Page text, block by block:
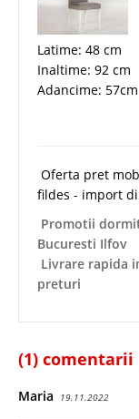
Latime: 48 cm
Inaltime: 92 cm
Adancime: 57cm
Oferta pret
fildes - import
Promotii
Bucuresti Ilfov
Livrare rapida
preturi
(1) comentarii
Maria 19.11.2022